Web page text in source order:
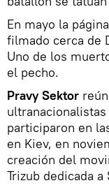
En mayo la
filmado cerca de
Uno de los
el pecho.
Pravy Sektor
participaron en
en Kiev, en
creación del
Trizub dedicada a